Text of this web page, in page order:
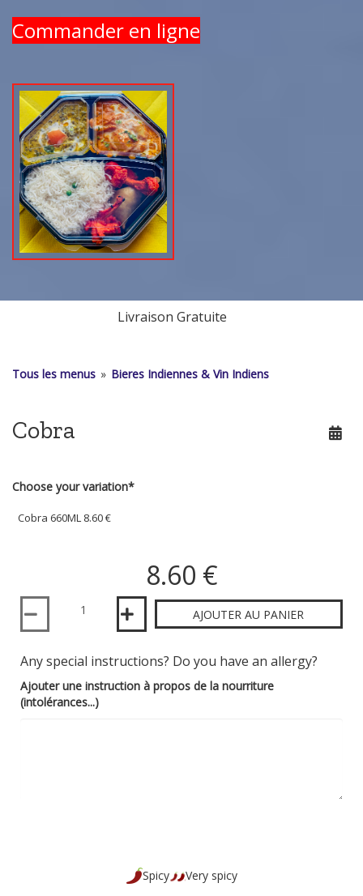
Commander en ligne
Livraison Gratuite
Tous les menus » Bieres Indiennes & Vin Indiens
Cobra
Choose your variation*
8.60 €
Quantité
AJOUTER AU PANIER
Any special instructions? Do you have an allergy?
Ajouter une instruction à propos de la nourriture
(intolérances...)
Spicy Very spicy